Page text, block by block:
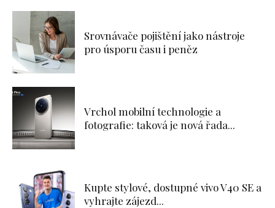
Srovnávače pojištění jako nástroje
pro úsporu času i peněz
Vrchol mobilní technologie a
fotografie: taková je nová řada...
Kupte stylové, dostupné vivo V40 SE a
vyhrajte zájezd...